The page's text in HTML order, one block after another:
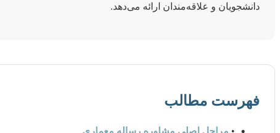
دانشجویان و علاقه‌مندان ارائه می‌دهد.
فهرست مطالب
• مراحل اصلی مشاوره رساله معماری